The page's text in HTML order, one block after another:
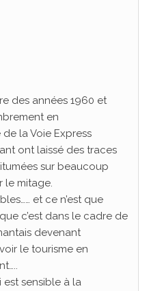
des années 1960 et
en
la Voie Express
ont laissé des traces
sur beaucoup
le mitage.
et ce n’est que
c’est dans le cadre de
devenant
le tourisme en
est sensible à la